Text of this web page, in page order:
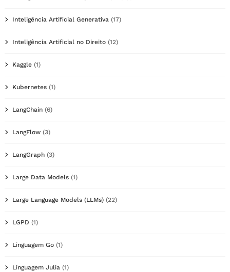
Inteligência Artificial Generativa (17)
Inteligência Artificial no Direito (12)
Kaggle (1)
Kubernetes (1)
LangChain (6)
LangFlow (3)
LangGraph (3)
Large Data Models (1)
Large Language Models (LLMs) (22)
LGPD (1)
Linguagem Go (1)
Linguagem Julia (1)